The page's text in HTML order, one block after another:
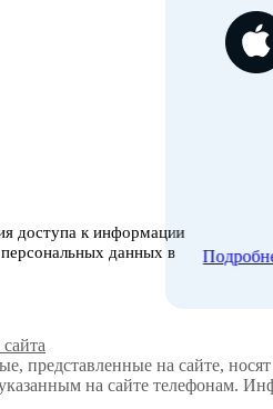
доступа к информации
данных в
представленные на сайте,
на сайте телефонам.